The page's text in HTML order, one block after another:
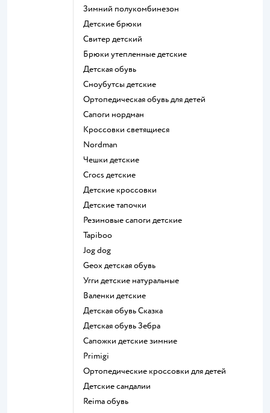
Зимний полукомбинезон
Детские брюки
Свитер детский
Брюки утепленные детские
Детская обувь
Сноубутсы детские
Ортопедическая обувь для детей
Сапоги нордман
Кроссовки светящиеся
Nordman
Чешки детские
Crocs детские
Детские кроссовки
Детские тапочки
Резиновые сапоги детские
Tapiboo
Jog dog
Geox детская обувь
Угги детские натуральные
Валенки детские
Детская обувь Сказка
Детская обувь Зебра
Сапожки детские зимние
Primigi
Ортопедические кроссовки для детей
Детские сандалии
Reima обувь